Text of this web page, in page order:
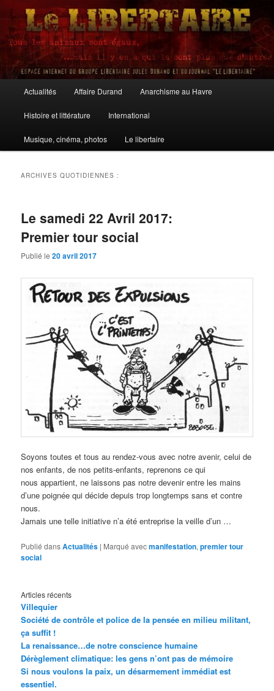
Aller
contenu
principal
Aller
contenu
secondaire
Le Libertaire
principal
Actualités Affaire Durand Anarchisme au Havre
Histoire et littérature International
Musique, cinéma, photos Le libertaire
ARCHIVES QUOTIDIENNES :
Le samedi 22 Avril 2017:
Premier tour social
Publié le20 avril 2017
Soyons toutes et tous au rendez-vous avec notre avenir, celui de
nos enfants, de nos petits-enfants, reprenons ce qui
nous appartient, ne laissons pas notre devenir entre les mains
d’une poignée qui décide depuis trop longtemps sans et contre
nous.
Jamais une telle initiative n’a été entreprise la veille d’un …
Publié dansActualités | Marqué avecmanifestation,premier tour
social
Articles récents
Villequier
Société de contrôle et police de la pensée en milieu militant,
ça suffit !
La renaissance…de notre conscience humaine
Dérèglement climatique: les gens n’ont pas de mémoire
Si nous voulons la paix, un désarmement immédiat est
essentiel.